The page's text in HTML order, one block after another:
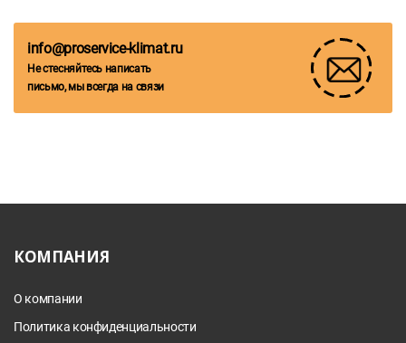
info@proservice-klimat.ru
Не стесняйтесь написать
письмо, мы всегда на связи
КОМПАНИЯ
О компании
Политика конфиденциальности